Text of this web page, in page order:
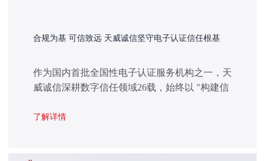
合规为基 可信致远 天威诚信坚守电子认证信任根基
作为国内首批全国性电子认证服务机构之一，天
威诚信深耕数字信任领域26载，始终以 "构建信
将合规基因融入企业发展血脉，以高标准合规实
了解详情